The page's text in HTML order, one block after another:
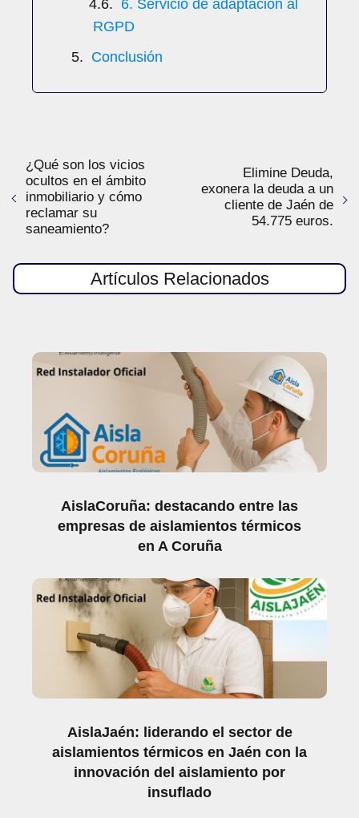
6. Servicio de adaptación al
RGPD
Conclusión
¿Qué son los vicios
ocultos en el ámbito
inmobiliario y cómo
reclamar su
saneamiento?
Elimine Deuda,
exonera la deuda a un
cliente de Jaén de
54.775 euros.
Artículos Relacionados
AislaCoruña: destacando entre las
empresas de aislamientos térmicos
en A Coruña
AislaJaén: liderando el sector de
aislamientos térmicos en Jaén con la
innovación del aislamiento por
insuflado